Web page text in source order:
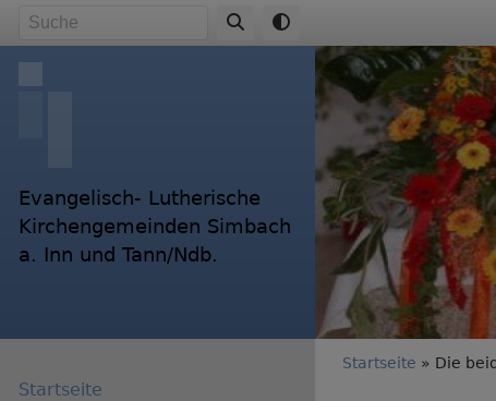
Direkt
Inhalt
Evangelisch- Lutherische
Kirchengemeinden Simbach
a. Inn und Tann/Ndb.
Startseite
Startseite Die